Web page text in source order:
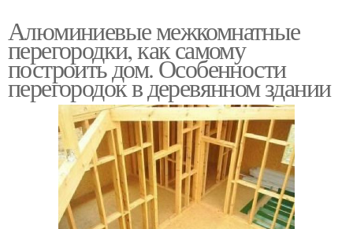
Алюминиевые межкомнатные
перегородки, как самому
построить дом. Особенности
перегородок в деревянном здании